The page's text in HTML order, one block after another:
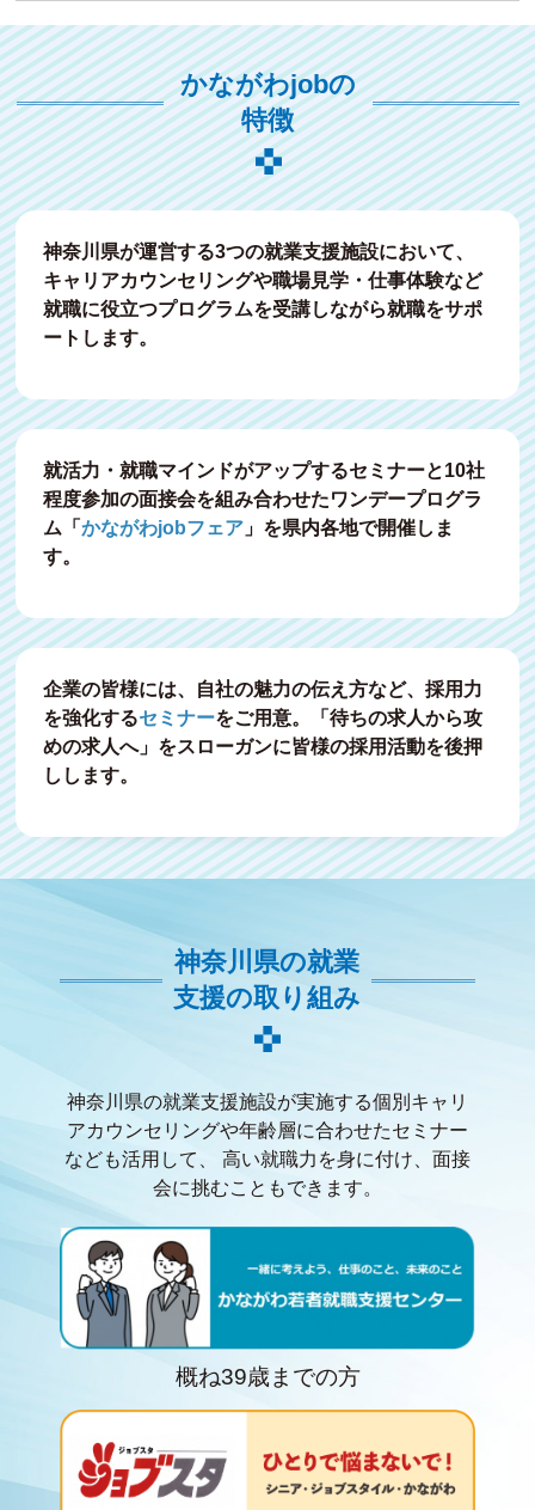
9月14日（月）に横須賀で開催される「かながわ
jobフェア」の応募を開始しました。
2026.7.17
9月4日（金）に横浜で開催される「かながわjobフ
2026.7.13
7月24日（金）に小田原で開催される「かながわ
8月17日（月）に茅ヶ崎で開催される「かながわ
jobフェア」の応募を開始しました。
「女性のためのデジタルスキル育成講座」ページ
2026.6.23
7月2日（木）に相模原で開催される「かながわjob
2026.6.18
【企業様向け】「業務応援人材活用セミナーペー
ジ」を公開しました。
jobフェア」の求人票を公開しました。
「プラチナ世代のためのデジタルスキル習得講
座」ページを公開しました。
2026.6.4
7月24日（金）に小田原で開催される「かながわ
2026.5.15
かながわjobの
特徴
神奈川県が運営する3つの就業支援施設において、
キャリアカウンセリングや職場見学・仕事体験など
就職に役立つプログラムを受講しながら就職をサポ
ートします。
就活力・就職マインドがアップするセミナーと10社
程度参加の面接会を組み合わせたワンデープログラ
ム「かながわjobフェア 」を県内各地で開催しま
す。
企業の皆様には、自社の魅力の伝え方など、採用力
を強化するセミナーをご用意。「待ちの求人から攻
めの求人へ」をスローガンに皆様の採用活動を後押
しします。
神奈川県の就業
支援の取り組み
神奈川県の就業支援施設が実施する個別キャリ
アカウンセリングや年齢層に合わせたセミナー
なども活用して、
高い就職力を身に付け、面接
会に挑むこともできます。
概ね39歳までの方